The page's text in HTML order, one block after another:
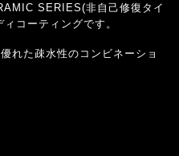
SERIES(非自己修復タイ
コーティングです。
れた疎水性のコンビネーショ